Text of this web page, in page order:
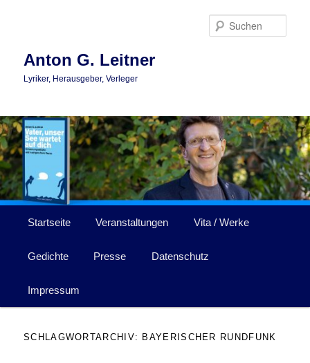
Anton G. Leitner
Lyriker, Herausgeber, Verleger
Startseite Veranstaltungen Vita / Werke
Gedichte Presse Datenschutz
Impressum
SCHLAGWORTARCHIV: BAYERISCHER RUNDFUNK